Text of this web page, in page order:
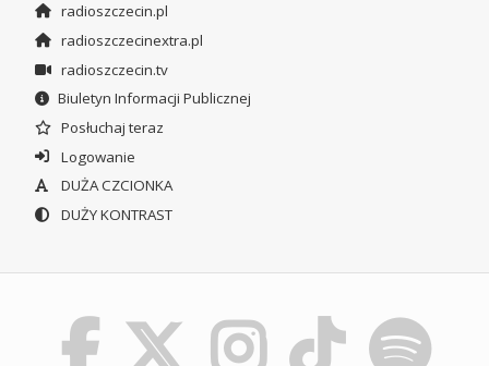
radioszczecin.pl
radioszczecinextra.pl
radioszczecin.tv
Biuletyn Informacji Publicznej
Posłuchaj teraz
Logowanie
DUŻA CZCIONKA
DUŻY KONTRAST